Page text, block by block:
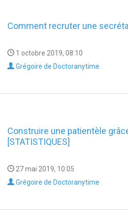
Comment recruter une
1 octobre 2019, 08:10
Grégoire de Doctoranytime
Construire une patientèle
[STATISTIQUES]
27 mai 2019, 10:05
Grégoire de Doctoranytime